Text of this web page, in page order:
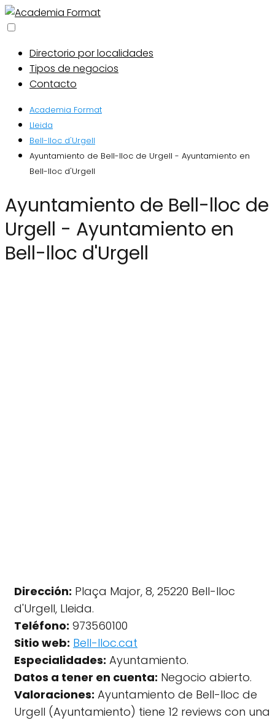
Directorio por localidades
Tipos de negocios
Contacto
Academia Format
Lleida
Bell-lloc d'Urgell
Ayuntamiento de Bell-lloc de Urgell - Ayuntamiento en
Bell-lloc d'Urgell
Ayuntamiento de Bell-lloc de
Urgell - Ayuntamiento en
Bell-lloc d'Urgell
Dirección: Plaça Major, 8, 25220 Bell-lloc
d'Urgell, Lleida.
Teléfono: 973560100
Sitio web: Bell-lloc.cat
Especialidades: Ayuntamiento.
Datos a tener en cuenta: Negocio abierto.
Valoraciones: Ayuntamiento de Bell-lloc de
Urgell (Ayuntamiento) tiene 12 reviews con una